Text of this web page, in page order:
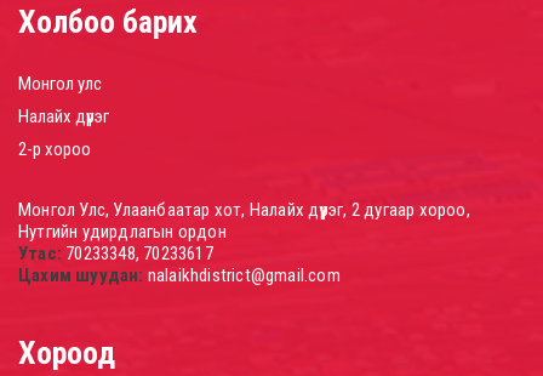
Холбоо барих
Монгол улс
Налайх дүүрэг
2-р хороо
Монгол Улс, Улаанбаатар хот, Налайх дүүрэг, 2 дугаар хороо,
Нутгийн удирдлагын ордон
Утас: 70233348, 70233617
Цахим шуудан: nalaikhdistrict@gmail.com
Хороод